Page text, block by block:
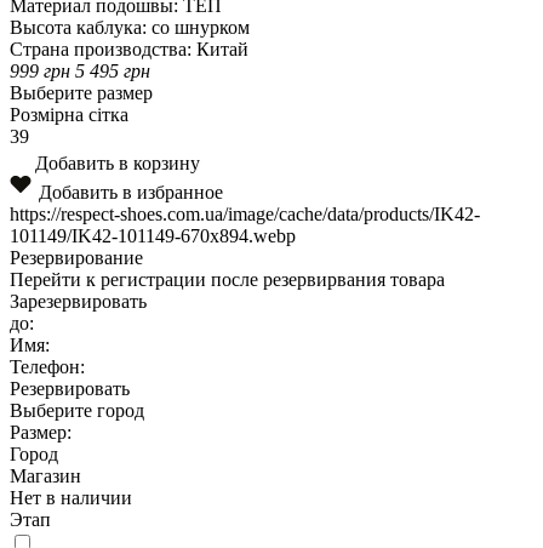
Материал подошвы: ТЕП
Высота каблука: сo шнурком
Страна производства: Китай
999 грн 5 495 грн
Выберите размер
Розмірна сітка
39
Добавить в корзину
Добавить в избранное
https://respect-shoes.com.ua/image/cache/data/products/IK42-
101149/IK42-101149-670x894.webp
Резервирование
Перейти к регистрации после резервирвания товара
Зарезервировать
до:
Имя:
Телефон:
Резервировать
Выберите город
Размер:
Город
Магазин
Нет в наличии
Этап